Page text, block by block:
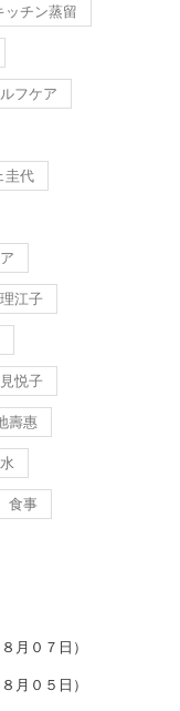
ッチン蒸留
フケア
圭代
江子
悦子
壽惠
食事
月０７日）
月０５日）